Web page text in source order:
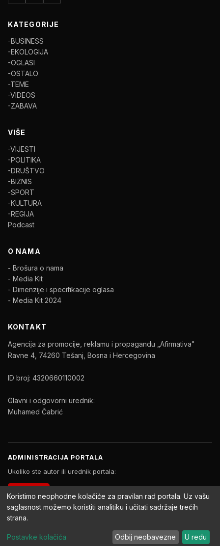
KATEGORIJE
-BUSINESS
-EKOLOGIJA
-OGLASI
-OSTALO
-TEME
-VIDEOS
-ZABAVA
VIŠE
-VIJESTI
-POLITIKA
-DRUŠTVO
-BIZNIS
-SPORT
-KULTURA
-REGIJA
Podcast
O NAMA
- Brošura o nama
- Media Kit
- Dimenzije i specifikacije oglasa
- Media Kit 2024
KONTAKT
Agencija za promocije, reklamu i propagandu „Afirmativa"
Ravne 4, 74260 Tešanj, Bosna i Hercegovina
ID broj: 4320660110002
Glavni i odgovorni urednik:
Muhamed Čabrić
ADMINISTRACIJA PORTALA
Ukoliko ste autor ili urednik portala:
Copyright © 2026 Afirmativa Portal. Sva prava zadržana.
ImpressumUslovi korištenja Politika privatnostiPostavke kolačića
Koristimo neophodne kolačiće za pravilan rad portala. Uz vašu
saglasnost možemo koristiti analitiku i učitati sadržaje trećih
strana.
Postavke kolačića Odbij neobavezne U redu